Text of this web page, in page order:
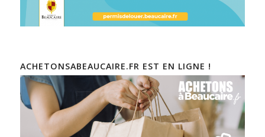
ACHETONSABEAUCAIRE.FR EST EN LIGNE !